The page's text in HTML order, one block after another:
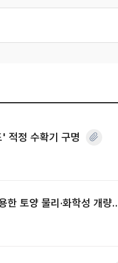
적정 수확기 구명
한 토양 물리·화학성 개량..